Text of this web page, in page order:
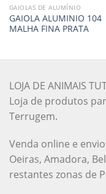
GAIOLAS DE ALUMÍNIO
GAIOLA ALUMINIO 104
MALHA FINA PRATA
LOJA DE ANIMAIS
Loja de produtos
Terrugem.
Venda online e
Oeiras, Amadora,
restantes zonas de